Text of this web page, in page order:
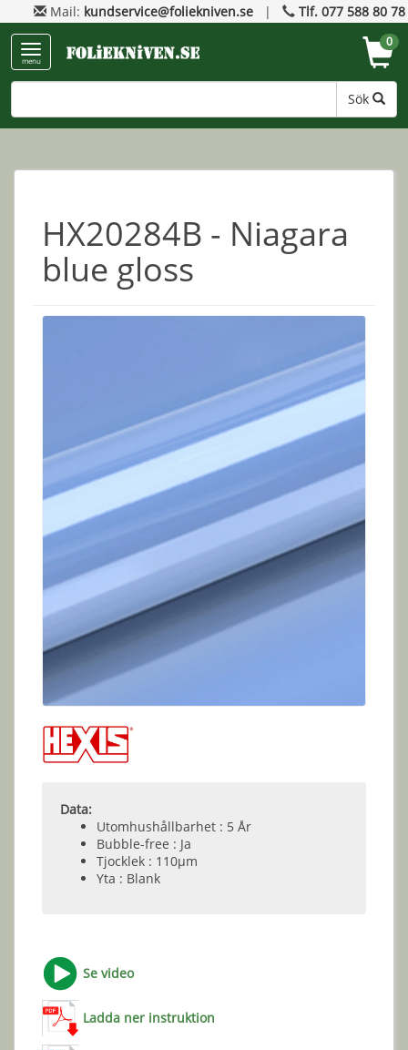
Mail: kundservice@foliekniven.se | Tlf. 077 588 80 78
menu
Sök
0
HX20284B - Niagara
blue gloss
Data:
Utomhushållbarhet : 5 År
Bubble-free : Ja
Tjocklek : 110µm
Yta : Blank
Se video
Ladda ner instruktion